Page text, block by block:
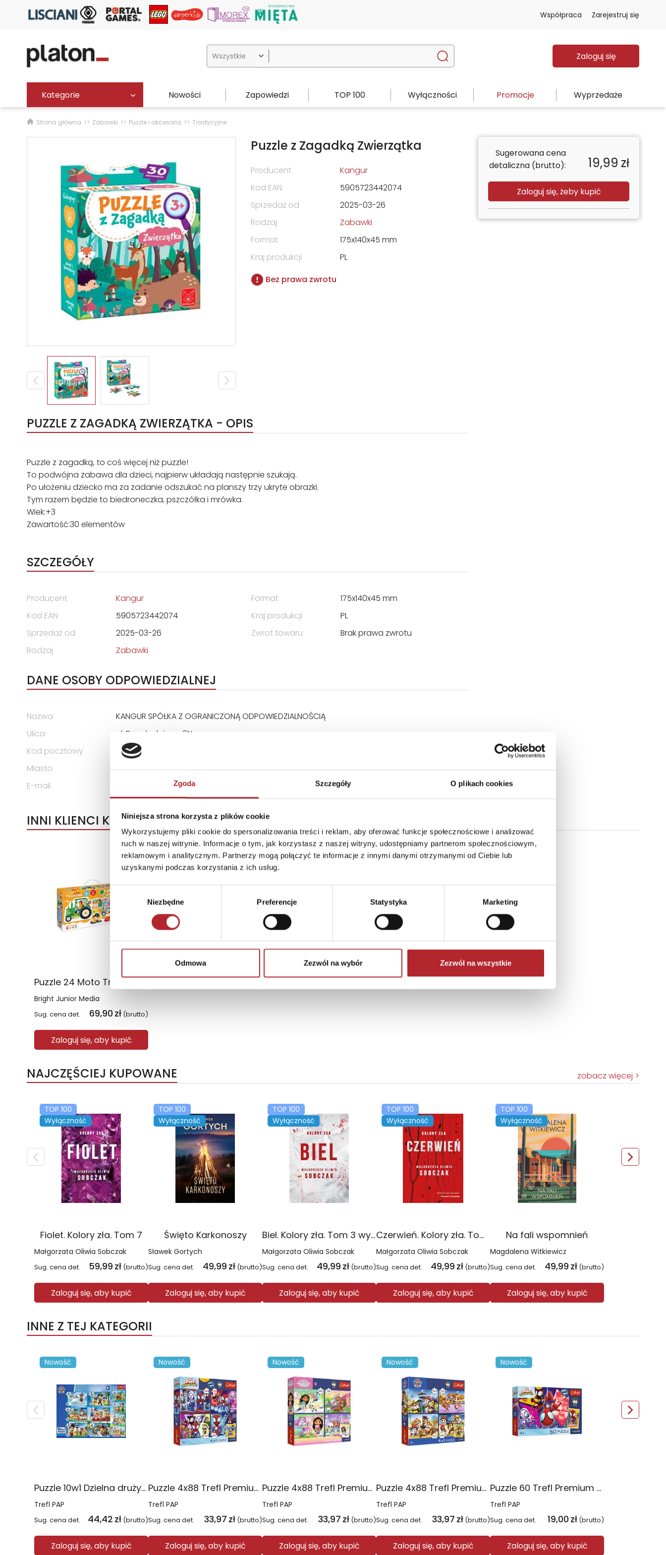
Zgoda Szczegóły O plikach cookies
Niniejsza strona korzysta z plików cookie
Wykorzystujemy pliki cookie do spersonalizowania treści i reklam, aby oferować funkcje społecznościowe i analizować
ruch w naszej witrynie. Informacje o tym, jak korzystasz z naszej witryny, udostępniamy partnerom społecznościowym,
reklamowym i analitycznym. Partnerzy mogą połączyć te informacje z innymi danymi otrzymanymi od Ciebie lub
uzyskanymi podczas korzystania z ich usług.
Wybór
zgody
Niezbędne Preferencje Statystyka Marketing
Odmowa Zezwól na wybór Zezwól na wszystkie
Współpraca Zarejestruj się
 Zaloguj się
Kategorie Nowości Zapowiedzi TOP 100 Wyłączności Promocje Wyprzedaże
Strona główna Zabawki Puzzle i akcesoria Tradycyjne
Puzzle z Zagadką Zwierzątka
Producent
Kangur
Kod EAN
5905723442074
Sprzedaż od
2025-03-26
Rodzaj
Zabawki
Format
175x140x45 mm
Kraj produkcji
PL
Bez prawa zwrotu
PUZZLE Z ZAGADKĄ ZWIERZĄTKA - OPIS
Puzzle z zagadką, to coś więcej niż puzzle!
To podwójna zabawa dla dzieci, najpierw układają następnie szukają.
Po ułożeniu dziecko ma za zadanie odszukać na planszy trzy ukryte obrazki.
Tym razem będzie to biedroneczka, pszczółka i mrówka.
Wiek:+3
Zawartość:30 elementów
SZCZEGÓŁY
Producent
Kangur
Kod EAN
5905723442074
Sprzedaż od
2025-03-26
Rodzaj
Zabawki
Format
175x140x45 mm
Kraj produkcji
PL
Zwrot towaru
Brak prawa zwrotu
DANE OSOBY ODPOWIEDZIALNEJ
Nazwa
KANGUR SPÓŁKA Z OGRANICZONĄ ODPOWIEDZIALNOŚCIĄ
Ulica
ul. Przędzalniana 6N
Kod pocztowy
15-688
Miasto
Białystok
E-mail
info@ekangur.pl
Sugerowana cena
detaliczna (brutto):
19,99 zł
Zaloguj się, żeby kupić
INNI KLIENCI KUPOWALI
Puzzle 24 Moto Traktor CzuCzu
Bright Junior Media
Sug. cena det. 69,90 zł (brutto)
Zaloguj się, aby kupić
NAJCZĘŚCIEJ KUPOWANE zobacz więcej
TOP 100
Wyłączność
Fiolet. Kolory zła. Tom 7
Małgorzata Oliwia Sobczak
Sug. cena det. 59,99 zł (brutto)
Zaloguj się, aby kupić
TOP 100
Wyłączność
Święto Karkonoszy
Sławek Gortych
Sug. cena det. 49,99 zł (brutto)
Zaloguj się, aby kupić
TOP 100
Wyłączność
Biel. Kolory zła. Tom 3 wyd. 2025
Małgorzata Oliwia Sobczak
Sug. cena det. 49,99 zł (brutto)
Zaloguj się, aby kupić
TOP 100
Wyłączność
Czerwień. Kolory zła. Tom 1 wyd. 2025
Małgorzata Oliwia Sobczak
Sug. cena det. 49,99 zł (brutto)
Zaloguj się, aby kupić
TOP 100
Wyłączność
Na fali wspomnień
Magdalena Witkiewicz
Sug. cena det. 49,99 zł (brutto)
Zaloguj się, aby kupić
INNE Z TEJ KATEGORII
Nowość
Puzzle 10w1 Dzielna drużyna Psiego Patrolu 96012
Trefl PAP
Sug. cena det. 44,42 zł (brutto)
Zaloguj się, aby kupić
Nowość
Puzzle 4x88 Trefl Premium Plus Kids Pajęczy dzień Spidey 34696
Trefl PAP
Sug. cena det. 33,97 zł (brutto)
Zaloguj się, aby kupić
Nowość
Puzzle 4x88 Trefl Premium Plus Kids Kocie harce Koci Domek Gabi 34694
Trefl PAP
Sug. cena det. 33,97 zł (brutto)
Zaloguj się, aby kupić
Nowość
Puzzle 4x88 Trefl Premium Plus Kids Psia Straż Psi Patrol 34693
Trefl PAP
Sug. cena det. 33,97 zł (brutto)
Zaloguj się, aby kupić
Nowość
Puzzle 60 Trefl Premium Plus Kids Niesamowita przygoda Spidey Marvel 17429
Trefl PAP
Sug. cena det. 19,00 zł (brutto)
Zaloguj się, aby kupić